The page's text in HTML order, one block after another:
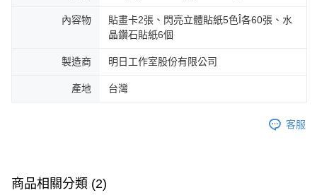
內容物
貼畫卡2張、閃亮立體貼紙5色Î各60張、水
晶鑽石貼紙6個
製造商 明日工作室股份有限公司
產地 台灣
客服
商品相關分類 (2)